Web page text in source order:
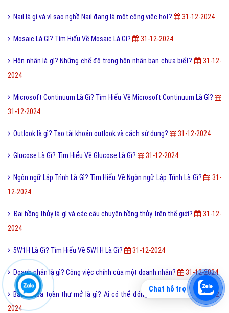
Nail là gì và vì sao nghề Nail đang là một công việc hot? 31-12-2024
Mosaic Là Gì? Tìm Hiểu Về Mosaic Là Gì? 31-12-2024
Hôn nhân là gì? Những chế độ trong hôn nhân bạn chưa biết?
31-12-
2024
Microsoft Continuum Là Gì? Tìm Hiểu Về Microsoft Continuum Là Gì?
31-12-2024
Outlook là gì? Tạo tài khoản outlook và cách sử dụng? 31-12-2024
Glucose Là Gì? Tìm Hiểu Về Glucose Là Gì? 31-12-2024
Ngôn ngữ Lập Trình Là Gì? Tìm Hiểu Về Ngôn ngữ Lập Trình Là Gì?
31-
12-2024
Đai hồng thủy là gì và các câu chuyện hồng thủy trên thế giớí?
31-12-
2024
5W1H Là Gì? Tìm Hiểu Về 5W1H Là Gì? 31-12-2024
Doanh nhân là gì? Công việc chính của một doanh nhân? 31-12-2024
Bách khoa toàn thư mở là gì? Ai có thể đóng góp nội dung?
31-12-
2024
Chat hỗ trợ